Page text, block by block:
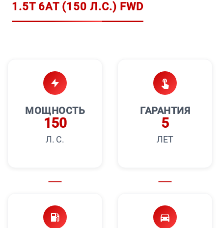
1.5T 6AT (150 Л.С.) FWD
МОЩНОСТЬ
150
Л. С.
ГАРАНТИЯ
5
ЛЕТ